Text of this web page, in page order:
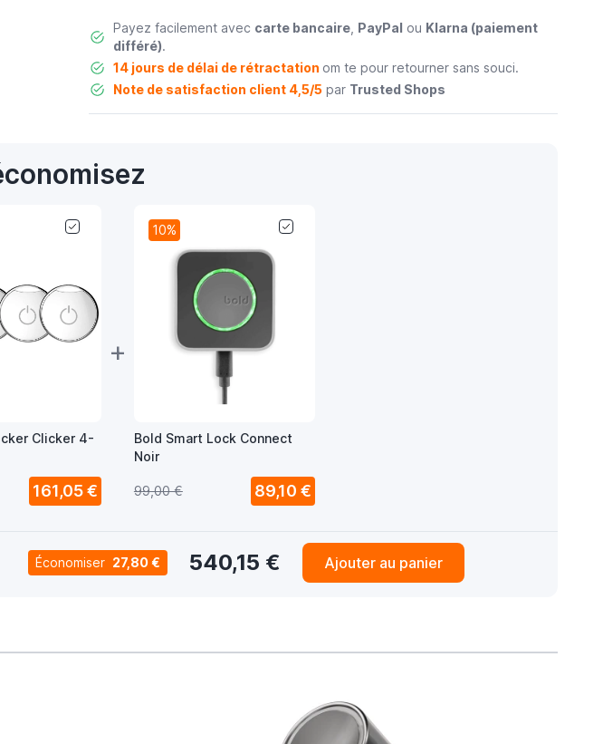
Payez facilement avec carte bancaire, PayPal ou Klarna (paiement
différé).
14 jours de délai de rétractation om te pour retourner sans souci.
Note de satisfaction client 4,5/5par Trusted Shops
Clicker 4-
161,05 €
+
10%
Bold Smart Lock Connect
Noir
99,00 € 89,10 €
Économiser 27,80 € 540,15 € Ajouter au panier